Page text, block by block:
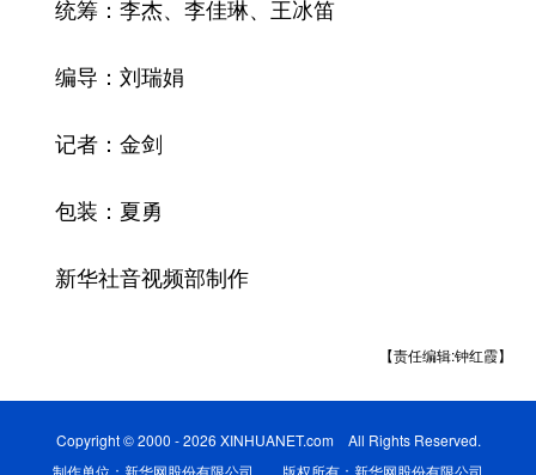
统筹：李杰、李佳琳、王冰笛
编导：刘瑞娟
记者：金剑
包装：夏勇
新华社音视频部制作
【责任编辑:钟红霞】
Copyright © 2000 - 2026 XINHUANET.com All Rights Reserved.
制作单位：新华网股份有限公司 版权所有：新华网股份有限公司